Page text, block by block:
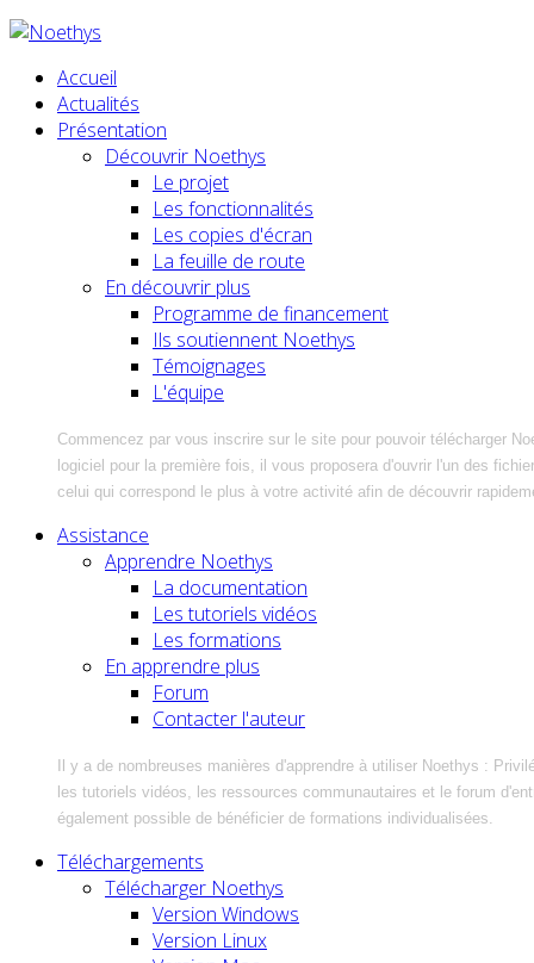
Accueil
Actualités
Présentation
Découvrir Noethys
Le projet
Les fonctionnalités
Les copies d'écran
La feuille de route
En découvrir plus
Programme de financement
Ils soutiennent Noethys
Témoignages
L'équipe
Commencez par vous inscrire sur le site pour pouvoir télécharger
logiciel pour la première fois, il vous proposera d'ouvrir l'un des
celui qui correspond le plus à votre activité afin de découvrir
Assistance
Apprendre Noethys
La documentation
Les tutoriels vidéos
Les formations
En apprendre plus
Forum
Contacter l'auteur
Il y a de nombreuses manières d'apprendre à utiliser Noethys :
les tutoriels vidéos, les ressources communautaires et le forum
également possible de bénéficier de formations individualisées.
Téléchargements
Télécharger Noethys
Version Windows
Version Linux